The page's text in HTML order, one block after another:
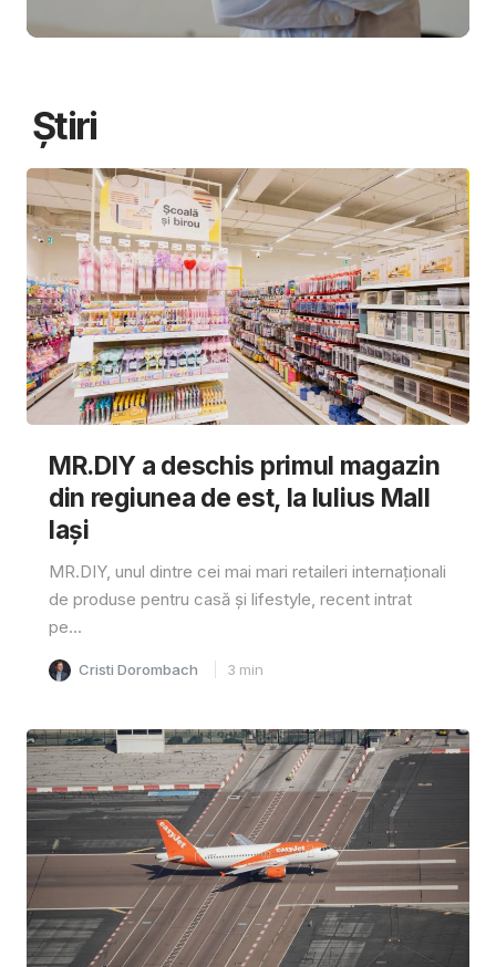
Știri
MR.DIY a deschis primul magazin
din regiunea de est, la Iulius Mall
Iași
MR.DIY, unul dintre cei mai mari retaileri internaționali
de produse pentru casă și lifestyle, recent intrat
pe...
Cristi Dorombach 3 min